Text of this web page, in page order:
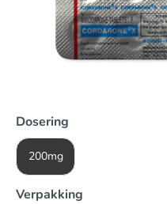
Dosering
200mg
Verpakking